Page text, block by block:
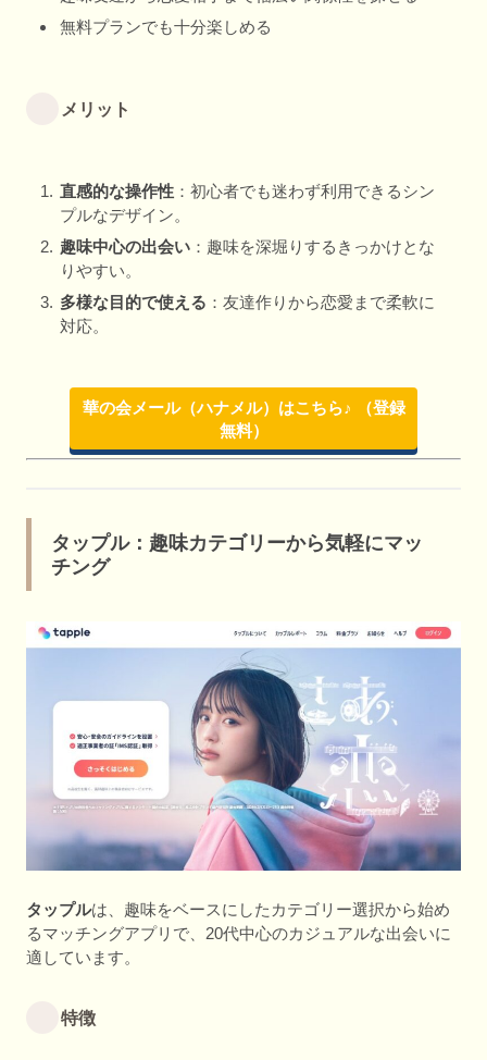
無料プランでも十分楽しめる
メリット
直感的な操作性 ：初心者でも迷わず利用できるシン
プルなデザイン。
趣味中心の出会い ：趣味を深堀りするきっかけとな
りやすい。
多様な目的で使える ：友達作りから恋愛まで柔軟に
対応。
華の会メール（ハナメル）はこちら♪ （登録
無料）
タップル：趣味カテゴリーから気軽にマッ
チング
タップルは、趣味をベースにしたカテゴリー選択から始め
るマッチングアプリで、20代中心のカジュアルな出会いに
適しています。
特徴